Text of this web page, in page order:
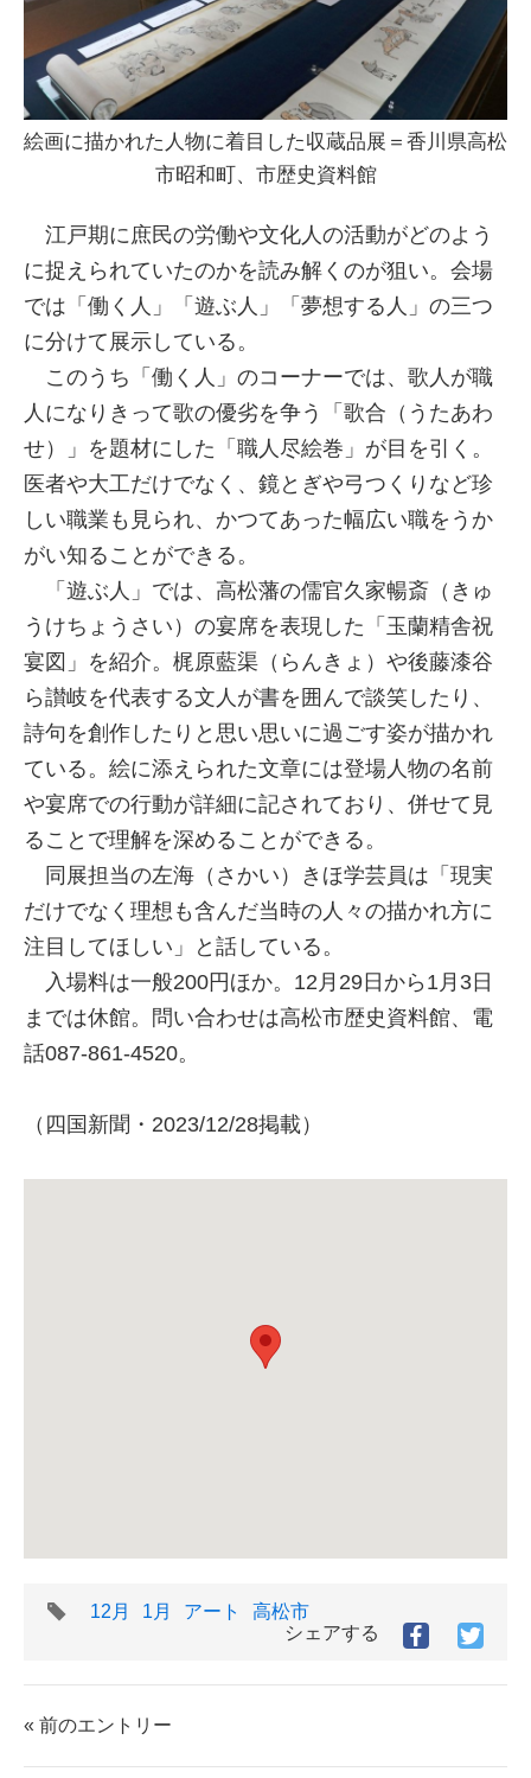
絵画に描かれた人物に着目した収蔵品展＝香川県高松
市昭和町、市歴史資料館
江戸期に庶民の労働や文化人の活動がどのよう
に捉えられていたのかを読み解くのが狙い。会場
では「働く人」「遊ぶ人」「夢想する人」の三つ
に分けて展示している。
このうち「働く人」のコーナーでは、歌人が職
人になりきって歌の優劣を争う「歌合（うたあわ
せ）」を題材にした「職人尽絵巻」が目を引く。
医者や大工だけでなく、鏡とぎや弓つくりなど珍
しい職業も見られ、かつてあった幅広い職をうか
がい知ることができる。
「遊ぶ人」では、高松藩の儒官久家暢斎（きゅ
うけちょうさい）の宴席を表現した「玉蘭精舎祝
宴図」を紹介。梶原藍渠（らんきょ）や後藤漆谷
ら讃岐を代表する文人が書を囲んで談笑したり、
詩句を創作したりと思い思いに過ごす姿が描かれ
ている。絵に添えられた文章には登場人物の名前
や宴席での行動が詳細に記されており、併せて見
ることで理解を深めることができる。
同展担当の左海（さかい）きほ学芸員は「現実
だけでなく理想も含んだ当時の人々の描かれ方に
注目してほしい」と話している。
入場料は一般200円ほか。12月29日から1月3日
までは休館。問い合わせは高松市歴史資料館、電
話087-861-4520。
（四国新聞・2023/12/28掲載）
タ
12月 1月 アート
高松市
シェアする
Facebook
シ
す
シ
す
« 前のエントリー